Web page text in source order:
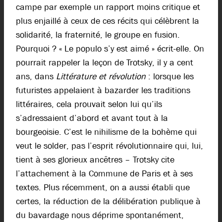
campe par exemple un rapport moins critique et
plus enjaillé à ceux de ces récits qui célèbrent la
solidarité, la fraternité, le groupe en fusion.
Pourquoi ? « Le populo s’y est aimé » écrit-elle. On
pourrait rappeler la leçon de Trotsky, il y a cent
ans, dans Littérature et révolution : lorsque les
futuristes appelaient à bazarder les traditions
littéraires, cela prouvait selon lui qu’ils
s’adressaient d’abord et avant tout à la
bourgeoisie. C’est le nihilisme de la bohème qui
veut le solder, pas l’esprit révolutionnaire qui, lui,
tient à ses glorieux ancêtres – Trotsky cite
l’attachement à la Commune de Paris et à ses
textes. Plus récemment, on a aussi établi que
certes, la réduction de la délibération publique à
du bavardage nous déprime spontanément,